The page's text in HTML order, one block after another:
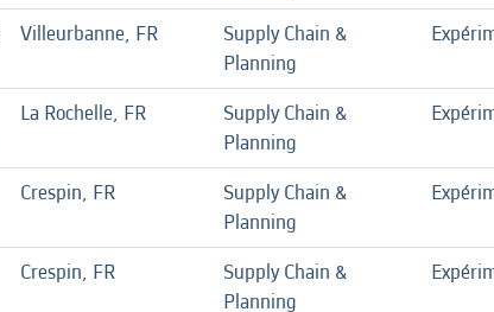
Villeurbanne, FR
Supply Chain &
Planning
La Rochelle, FR
Supply Chain &
Planning
Crespin, FR
Supply Chain &
Planning
Crespin, FR
Supply Chain &
Planning